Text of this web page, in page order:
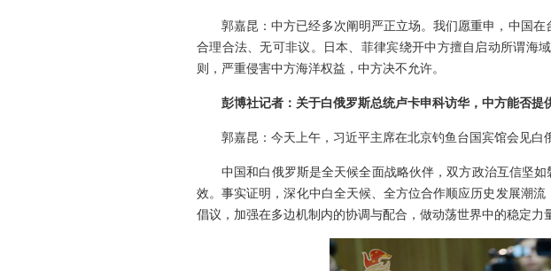
郭嘉昆：中方已经多次阐明严正立场。我们愿重申，中国
合理合法、无可非议。日本、菲律宾绕开中方擅自启动所谓海
则，严重侵害中方海洋权益，中方决不允许。
彭博社记者：关于白俄罗斯总统卢卡申科访华，中方能否提
郭嘉昆：今天上午，习近平主席在北京钓鱼台国宾馆会见白
中国和白俄罗斯是全天候全面战略伙伴，双方政治互信坚
效。事实证明，深化中白全天候、全方位合作顺应历史发展潮
倡议，加强在多边机制内的协调与配合，做动荡世界中的稳定力